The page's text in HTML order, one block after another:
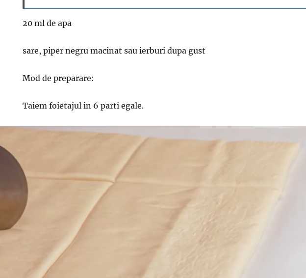
20 ml de apa
sare, piper negru macinat sau ierburi dupa gust
Mod de preparare:
Taiem foietajul in 6 parti egale.